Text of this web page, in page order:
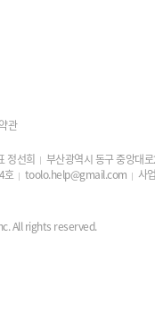
관
정선희
부산광역시 동구 중앙대
호
toolo.help@gmail.com
사
All rights reserved.